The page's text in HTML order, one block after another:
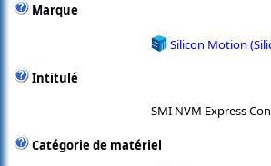
Marque
Silicon Motion
Intitulé
SMI NVM Express
Catégorie de matériel